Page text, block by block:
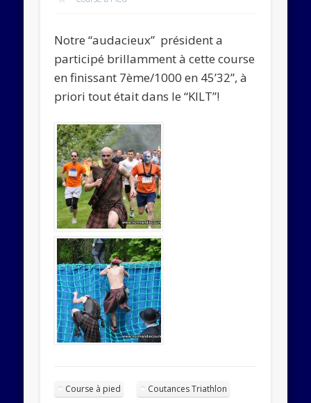
Notre “audacieux” président a
participé brillamment à cette course
en finissant 7ème/1000 en 45’32”, à
priori tout était dans le “KILT”!
Course à pied Coutances Triathlon